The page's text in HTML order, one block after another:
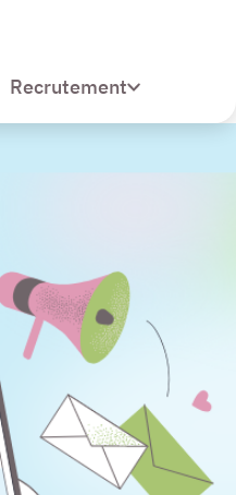
Recrutement